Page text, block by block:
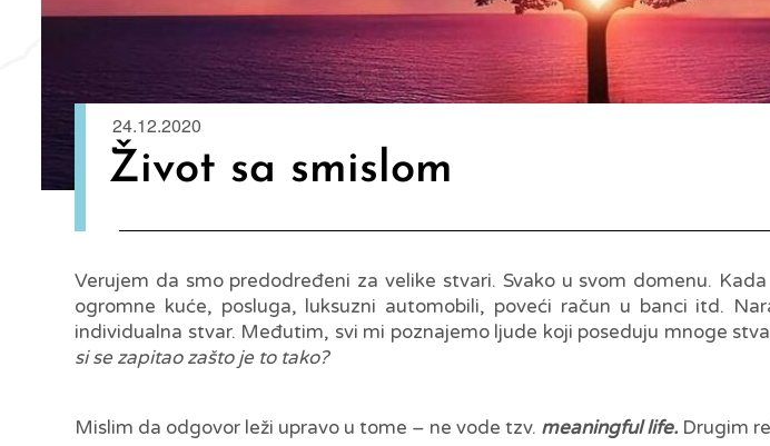
24.12.2020
Život sa smislom
Verujem da smo predodređeni za velike stvari. Svako u svom domenu.
ogromne kuće, posluga, luksuzni automobili, poveći račun u banci itd.
individualna stvar. Međutim, svi mi poznajemo ljude koji poseduju mnoge
si se zapitao zašto je to tako?
Mislim da odgovor leži upravo u tome – ne vode tzv. meaningful life.Drugim